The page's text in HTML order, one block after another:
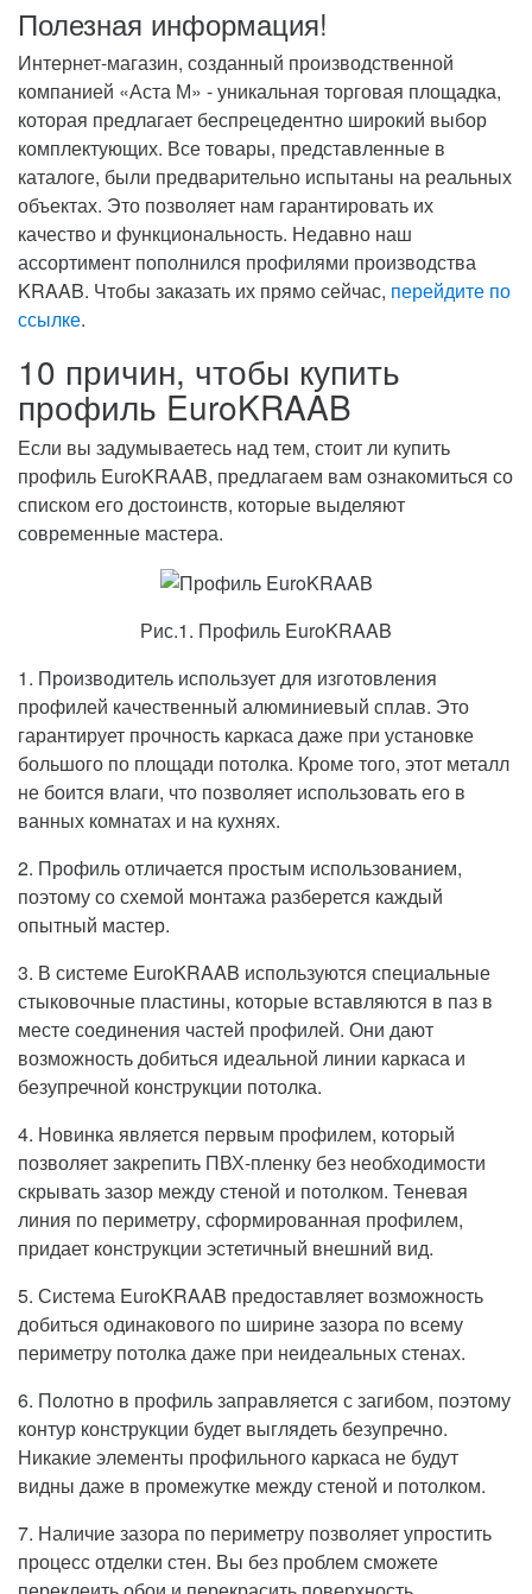
Полезная информация!
Интернет-магазин, созданный производственной
компанией «Аста М» - уникальная торговая площадка,
которая предлагает беспрецедентно широкий выбор
комплектующих. Все товары, представленные в
каталоге, были предварительно испытаны на реальных
объектах. Это позволяет нам гарантировать их
качество и функциональность. Недавно наш
ассортимент пополнился профилями производства
KRAAB. Чтобы заказать их прямо сейчас, перейдите по
ссылке.
10 причин, чтобы купить
профиль EuroKRAAB
Если вы задумываетесь над тем, стоит ли купить
профиль EuroKRAAB, предлагаем вам ознакомиться со
списком его достоинств, которые выделяют
современные мастера.
Рис.1. Профиль EuroKRAAB
1. Производитель использует для изготовления
профилей качественный алюминиевый сплав. Это
гарантирует прочность каркаса даже при установке
большого по площади потолка. Кроме того, этот металл
не боится влаги, что позволяет использовать его в
ванных комнатах и на кухнях.
2. Профиль отличается простым использованием,
поэтому со схемой монтажа разберется каждый
опытный мастер.
3. В системе EuroKRAAB используются специальные
стыковочные пластины, которые вставляются в паз в
месте соединения частей профилей. Они дают
возможность добиться идеальной линии каркаса и
безупречной конструкции потолка.
4. Новинка является первым профилем, который
позволяет закрепить ПВХ-пленку без необходимости
скрывать зазор между стеной и потолком. Теневая
линия по периметру, сформированная профилем,
придает конструкции эстетичный внешний вид.
5. Система EuroKRAAB предоставляет возможность
добиться одинакового по ширине зазора по всему
периметру потолка даже при неидеальных стенах.
6. Полотно в профиль заправляется с загибом, поэтому
контур конструкции будет выглядеть безупречно.
Никакие элементы профильного каркаса не будут
видны даже в промежутке между стеной и потолком.
7. Наличие зазора по периметру позволяет упростить
процесс отделки стен. Вы без проблем сможете